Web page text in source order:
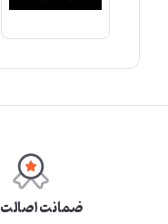
ضمانت اصالت